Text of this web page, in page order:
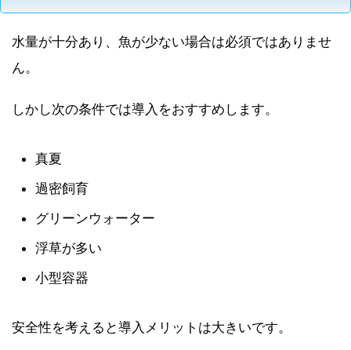
水量が十分あり、魚が少ない場合は必須ではありませ
ん。
しかし次の条件では導入をおすすめします。
真夏
過密飼育
グリーンウォーター
浮草が多い
小型容器
安全性を考えると導入メリットは大きいです。